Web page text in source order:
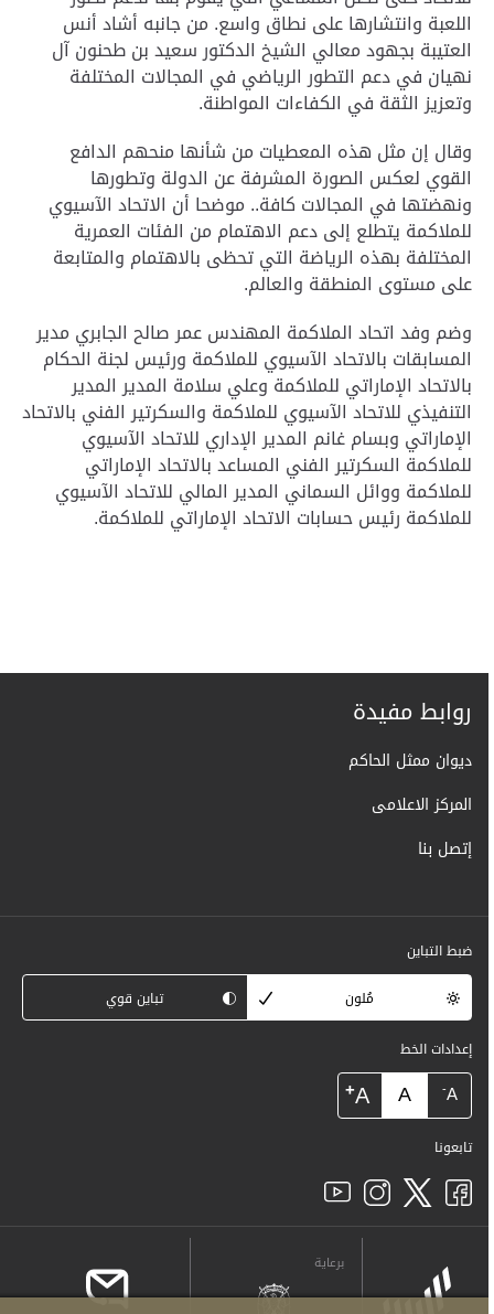
اللعبة وانتشارها على نطاق واسع.من جانبه أشاد أنس
العتيبة بجهود معالي الشيخ الدكتور سعيد بن طحنون آل
نهيان في دعم التطور الرياضي في المجالات المختلفة
وتعزيز الثقة في الكفاءات المواطنة.
وقال إن مثل هذه المعطيات من شأنها منحهم الدافع
القوي لعكس الصورة المشرفة عن الدولة وتطورها
ونهضتها في المجالات كافة.. موضحا أن الاتحاد الآسيوي
للملاكمة يتطلع إلى دعم الاهتمام من الفئات العمرية
المختلفة بهذه الرياضة التي تحظى بالاهتمام والمتابعة
على مستوى المنطقة والعالم.
وضم وفد اتحاد الملاكمة المهندس عمر صالح الجابري مدير
المسابقات بالاتحاد الآسيوي للملاكمة ورئيس لجنة الحكام
بالاتحاد الإماراتي للملاكمة وعلي سلامة المدير المدير
التنفيذي للاتحاد الآسيوي للملاكمة والسكرتير الفني بالاتحاد
الإماراتي وبسام غانم المدير الإداري للاتحاد الآسيوي
للملاكمة السكرتير الفني المساعد بالاتحاد الإماراتي
للملاكمة ووائل السماني المدير المالي للاتحاد الآسيوي
للملاكمة رئيس حسابات الاتحاد الإماراتي للملاكمة.
روابط مفيدة
ديوان ممثل الحاكم
المركز الاعلامى
إتصل بنا
ضبط التباين
مُلون
تباين قوي
إعدادات الخط
A
-
A
A
+
تابعونا
برعاية